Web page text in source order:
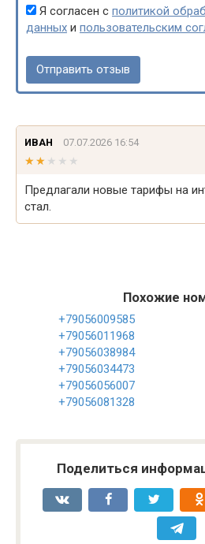
Я согласен с политикой
данных и пользовательским
ИВАН 07.07.2026 16:54
★★★★★
★★★★★
Предлагали новые тарифы на
стал.
Похожие
+79056009585
+79056011968
+79056038984
+79056034473
+79056056007
+79056081328
Поделиться